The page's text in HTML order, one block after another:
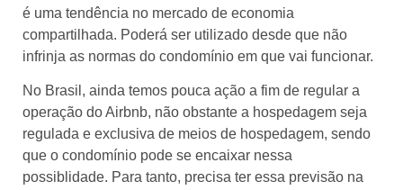
é uma tendência no mercado de economia
compartilhada. Poderá ser utilizado desde que não
infrinja as normas do condomínio em que vai funcionar.
No Brasil, ainda temos pouca ação a fim de regular a
operação do Airbnb, não obstante a hospedagem seja
regulada e exclusiva de meios de hospedagem, sendo
que o condomínio pode se encaixar nessa
possiblidade. Para tanto, precisa ter essa previsão na